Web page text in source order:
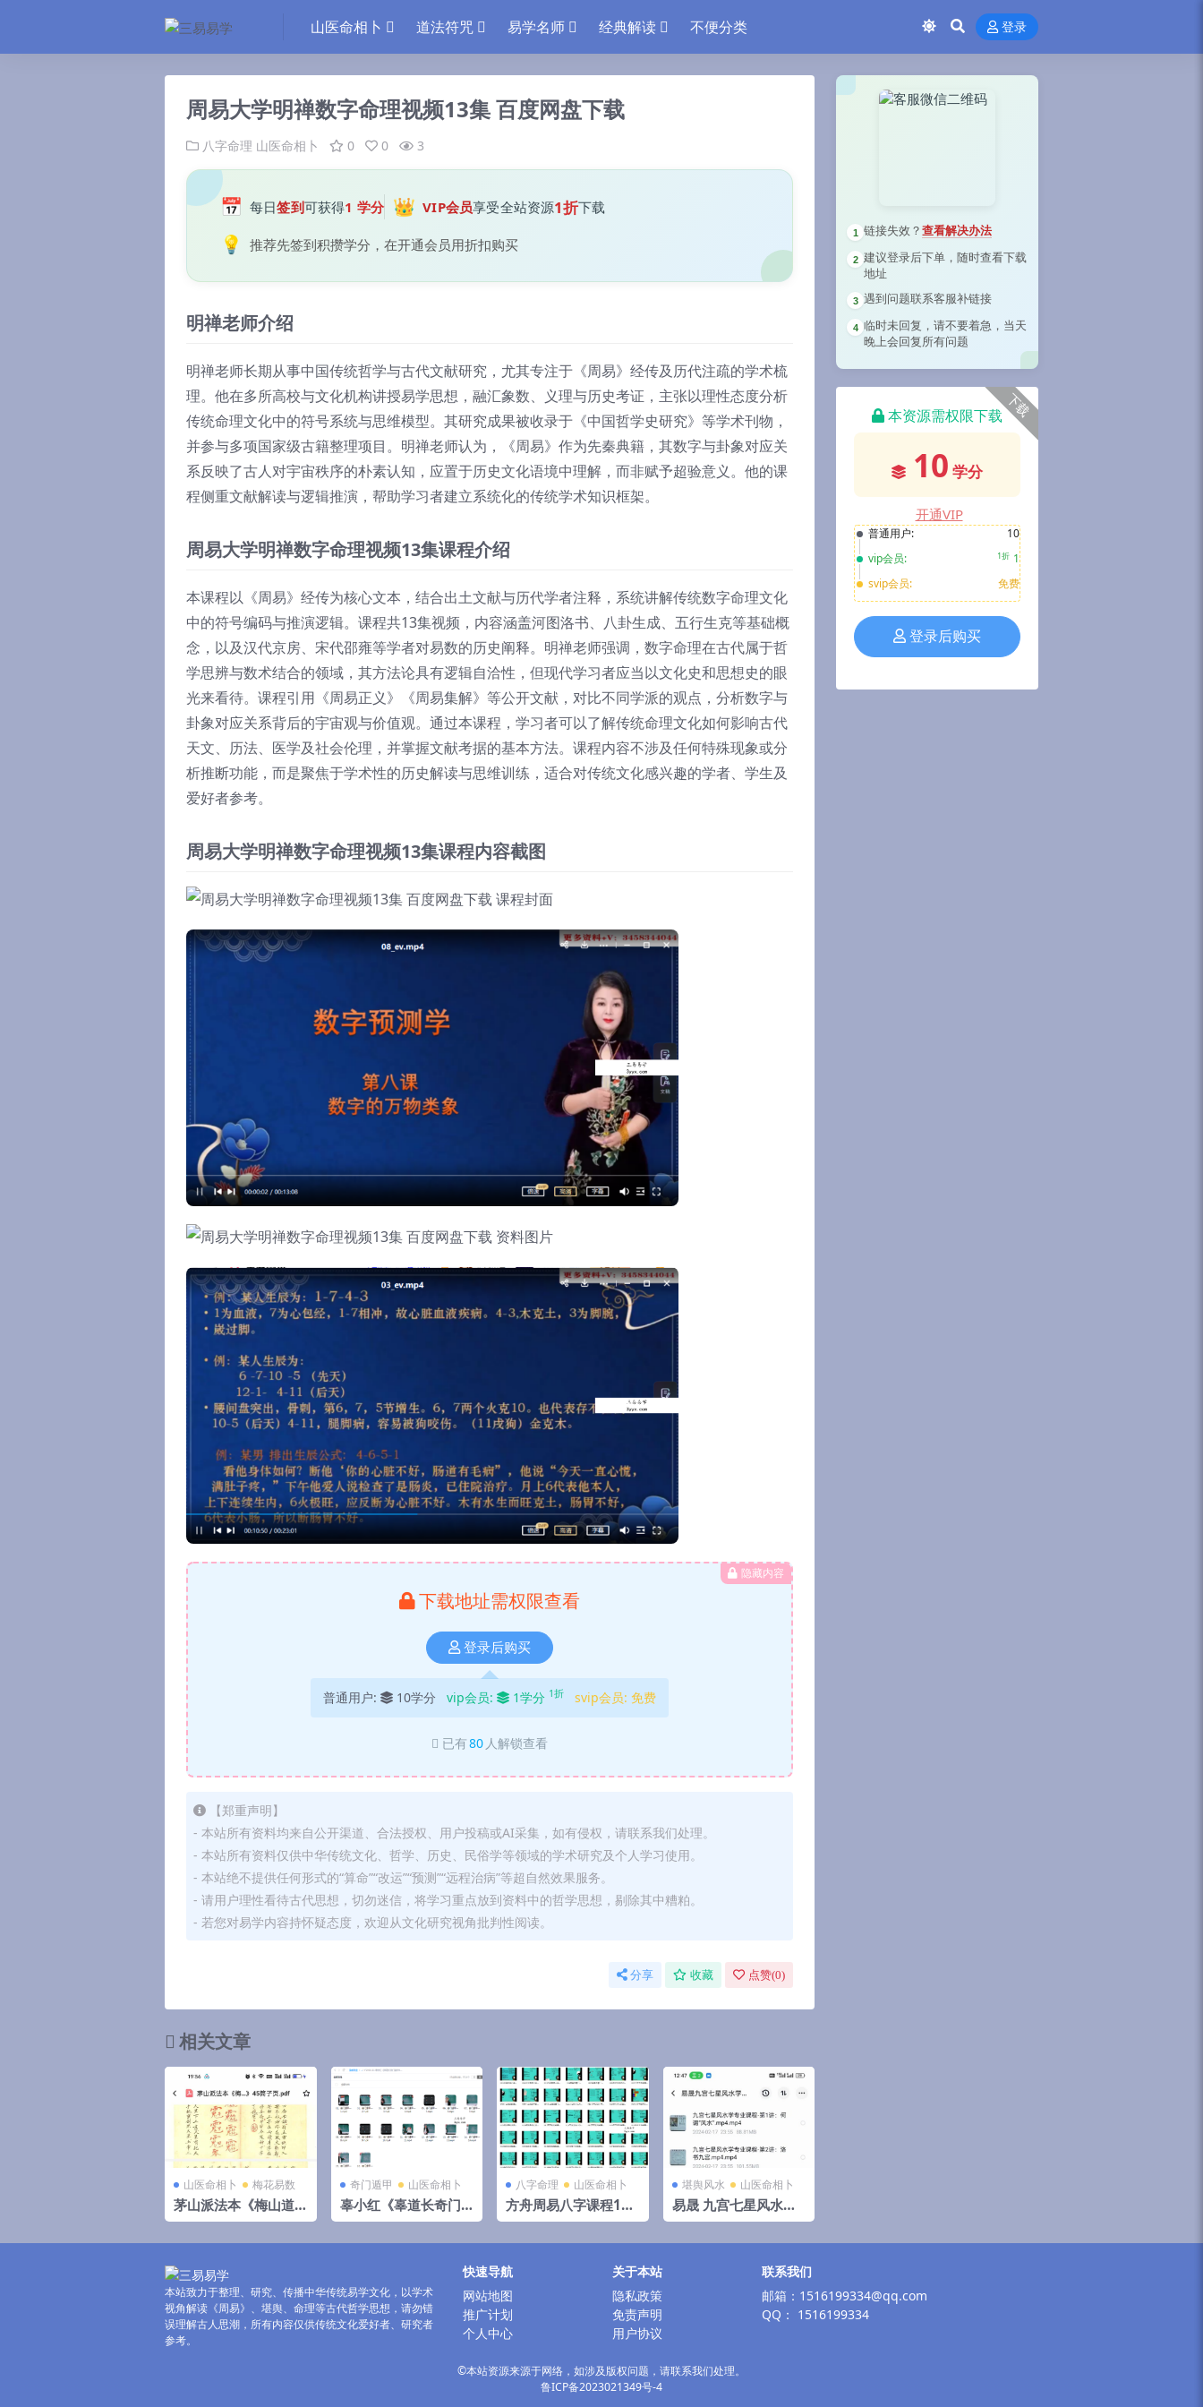
山医命相卜 道法符咒 易学名师 经典解读 不便分类 登录
周易大学明禅数字命理视频13集 百度网盘下载
八字命理 山医命相卜 0 0 3
📅 每日签到可获得1 学分 👑 VIP会员享受全站资源1折下载
💡 推荐先签到积攒学分，在开通会员用折扣购买
明禅老师介绍
明禅老师长期从事中国传统哲学与古代文献研究，尤其专注于《周易》经传及历代注疏的学术梳
理。他在多所高校与文化机构讲授易学思想，融汇象数、义理与历史考证，主张以理性态度分析
传统命理文化中的符号系统与思维模型。其研究成果被收录于《中国哲学史研究》等学术刊物，
并参与多项国家级古籍整理项目。明禅老师认为，《周易》作为先秦典籍，其数字与卦象对应关
系反映了古人对宇宙秩序的朴素认知，应置于历史文化语境中理解，而非赋予超验意义。他的课
程侧重文献解读与逻辑推演，帮助学习者建立系统化的传统学术知识框架。
周易大学明禅数字命理视频13集课程介绍
本课程以《周易》经传为核心文本，结合出土文献与历代学者注释，系统讲解传统数字命理文化
中的符号编码与推演逻辑。课程共13集视频，内容涵盖河图洛书、八卦生成、五行生克等基础概
念，以及汉代京房、宋代邵雍等学者对易数的历史阐释。明禅老师强调，数字命理在古代属于哲
学思辨与数术结合的领域，其方法论具有逻辑自洽性，但现代学习者应当以文化史和思想史的眼
光来看待。课程引用《周易正义》《周易集解》等公开文献，对比不同学派的观点，分析数字与
卦象对应关系背后的宇宙观与价值观。通过本课程，学习者可以了解传统命理文化如何影响古代
天文、历法、医学及社会伦理，并掌握文献考据的基本方法。课程内容不涉及任何特殊现象或分
析推断功能，而是聚焦于学术性的历史解读与思维训练，适合对传统文化感兴趣的学者、学生及
爱好者参考。
周易大学明禅数字命理视频13集课程内容截图
隐藏内容
下载地址需权限查看
登录后购买
普通用户: 10学分 vip会员: 1学分 1折 svip会员: 免费
已有80 人解锁查看
【郑重声明】
- 本站所有资料均来自公开渠道、合法授权、用户投稿或AI采集，如有侵权，请联系我们处理。
- 本站所有资料仅供中华传统文化、哲学、历史、民俗学等领域的学术研究及个人学习使用。
- 本站绝不提供任何形式的“算命”“改运”“预测”“远程治病”等超自然效果服务。
- 请用户理性看待古代思想，切勿迷信，将学习重点放到资料中的哲学思想，剔除其中糟粕。
- 若您对易学内容持怀疑态度，欢迎从文化研究视角批判性阅读。
分享 收藏 点赞(0)
相关文章
山医命相卜 梅花易数
茅山派法本《梅山道
医秘诀》45筒子页
奇门遁甲 山医命相卜
辜小红《辜道长奇门
遁甲5月课程》16集
八字命理 山医命相卜
方舟周易八字课程105
集视频 百度云下载！
堪舆风水 山医命相卜
易晟 九宫七星风水学
专业课程68集
1 链接失效？ 查看解决办法
2 建议登录后下单，随时查看下载
地址
3 遇到问题联系客服补链接
4 临时未回复，请不要着急，当天
晚上会回复所有问题
下载
本资源需权限下载
10 学分
开通VIP
普通用户:
10
vip会员:
1折 1
svip会员:
免费
登录后购买
本站致力于整理、研究、传播中华传统易学文化，以学术
视角解读《周易》、堪舆、命理等古代哲学思想，请勿错
误理解古人思潮，所有内容仅供传统文化爱好者、研究者
参考。
快速导航
网站地图
推广计划
个人中心
关于本站
隐私政策
免责声明
用户协议
联系我们
邮箱：1516199334@qq.com
QQ： 1516199334
©本站资源来源于网络，如涉及版权问题，请联系我们处理。
鲁ICP备2023021349号-4